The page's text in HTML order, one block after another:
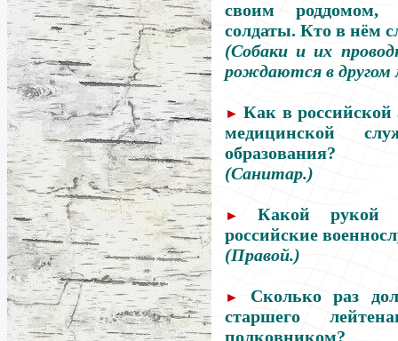
своим роддомом,
солдаты. Кто в нём
(Собаки и их
рождаются в другом
► Как в российской
медицинской
образования?
(Санитар.)
►
Какой рукой
российские
(Правой.)
►
Сколько раз
старшего
полковником?